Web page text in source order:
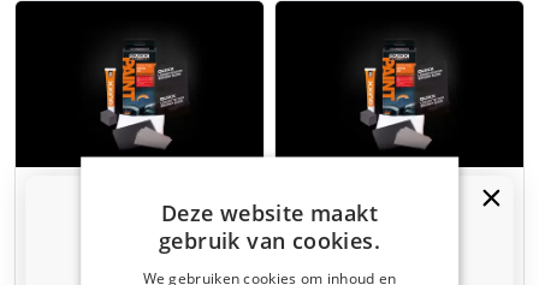
Steenslag reparatie set wit
Quixx
Deze website maakt
gebruik van cookies.
We gebruiken cookies om inhoud en